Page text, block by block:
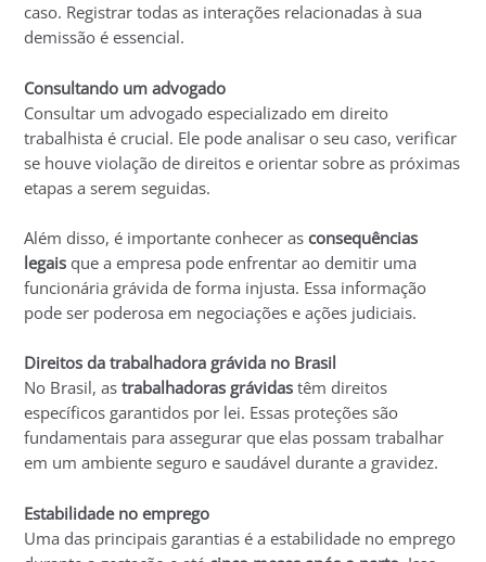
caso. Registrar todas as interações relacionadas à sua
demissão é essencial.
Consultando um advogado
Consultar um advogado especializado em direito
trabalhista é crucial. Ele pode analisar o seu caso, verificar
se houve violação de direitos e orientar sobre as próximas
etapas a serem seguidas.
Além disso, é importante conhecer asconsequências
legais que a empresa pode enfrentar ao demitir uma
funcionária grávida de forma injusta. Essa informação
pode ser poderosa em negociações e ações judiciais.
Direitos da trabalhadora grávida no Brasil
No Brasil, astrabalhadoras grávidas têm direitos
específicos garantidos por lei. Essas proteções são
fundamentais para assegurar que elas possam trabalhar
em um ambiente seguro e saudável durante a gravidez.
Estabilidade no emprego
Uma das principais garantias é a estabilidade no emprego